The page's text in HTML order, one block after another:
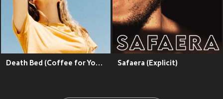
Death Bed (Coffee for Your Head) Safaera (Explicit)